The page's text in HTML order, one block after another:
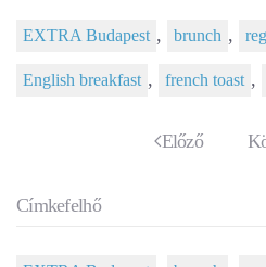
EXTRA Budapest , brunch ,
English breakfast , french toast ,
Előző
Címkefelhő